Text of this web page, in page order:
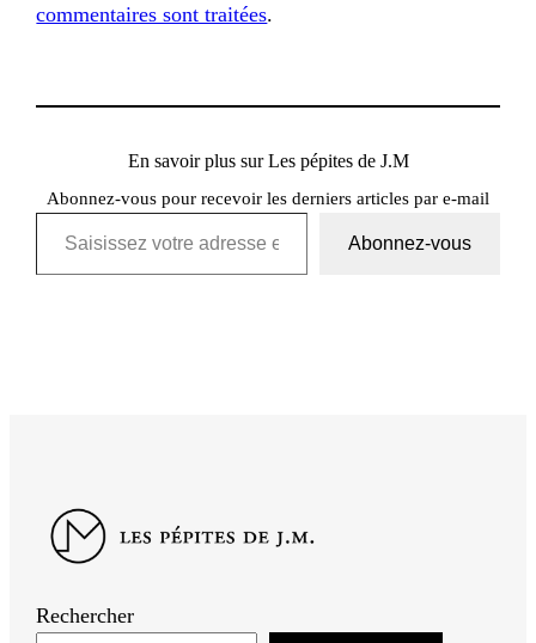
commentaires sont traitées.
En savoir plus sur Les pépites de J.M
Abonnez-vous pour recevoir les derniers articles par e-mail
Saisissez votre adresse e-mail…
Abonnez-vous
Rechercher